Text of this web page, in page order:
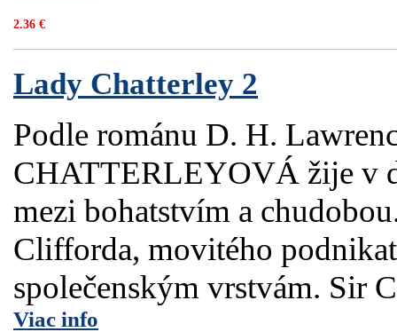
2.36 €
Lady Chatterley 2
Podle románu D. H.
CHATTERLEYOVÁ žije v
mezi bohatstvím a
Clifforda, movitého
společenským vrstvám. Sir
Viac info